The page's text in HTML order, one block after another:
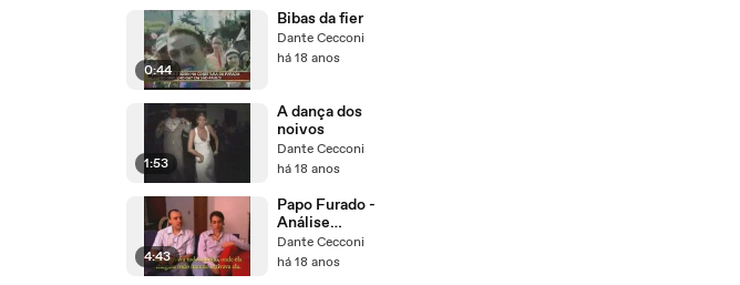
0:44
Bibas da fier
Dante Cecconi
há 18 anos
1:53
A dança dos
noivos
Dante Cecconi
há 18 anos
4:43
Papo Furado -
Análise
gramatical da
entrevista dos
Dante Cecconi
há 18 anos